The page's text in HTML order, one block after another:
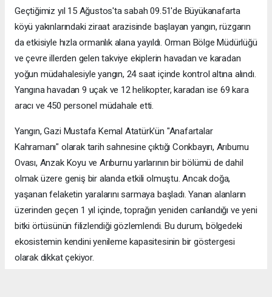
Geçtiğimiz yıl 15 Ağustos'ta sabah 09.51'de Büyükanafarta
köyü yakınlarındaki ziraat arazisinde başlayan yangın, rüzgarın
da etkisiyle hızla ormanlık alana yayıldı. Orman Bölge Müdürlüğü
ve çevre illerden gelen takviye ekiplerin havadan ve karadan
yoğun müdahalesiyle yangın, 24 saat içinde kontrol altına alındı.
Yangına havadan 9 uçak ve 12 helikopter, karadan ise 69 kara
aracı ve 450 personel müdahale etti.
Yangın, Gazi Mustafa Kemal Atatürk'ün "Anafartalar
Kahramanı" olarak tarih sahnesine çıktığı Conkbayırı, Arıburnu
Ovası, Anzak Koyu ve Arıburnu yarlarının bir bölümü de dahil
olmak üzere geniş bir alanda etkili olmuştu. Ancak doğa,
yaşanan felaketin yaralarını sarmaya başladı. Yanan alanların
üzerinden geçen 1 yıl içinde, toprağın yeniden canlandığı ve yeni
bitki örtüsünün filizlendiği gözlemlendi. Bu durum, bölgedeki
ekosistemin kendini yenileme kapasitesinin bir göstergesi
olarak dikkat çekiyor.